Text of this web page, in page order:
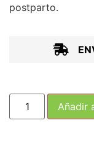
postparto.
Añadir